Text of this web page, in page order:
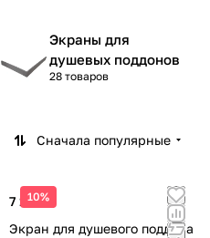
Экраны для
душевых поддонов
28 товаров
Сначала популярные
10%
7 123 ₽
Экран для душевого поддона